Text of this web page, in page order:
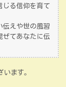
じる信仰を育て
伝えや世の風習
ぜてあなたに伝
ます。